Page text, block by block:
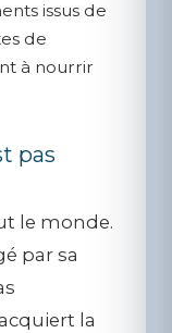
issus de
de
à nourrir
pas
le monde.
par sa
la